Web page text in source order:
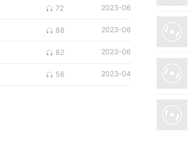
72 2023-06
88 2023-06
82 2023-06
56 2023-04